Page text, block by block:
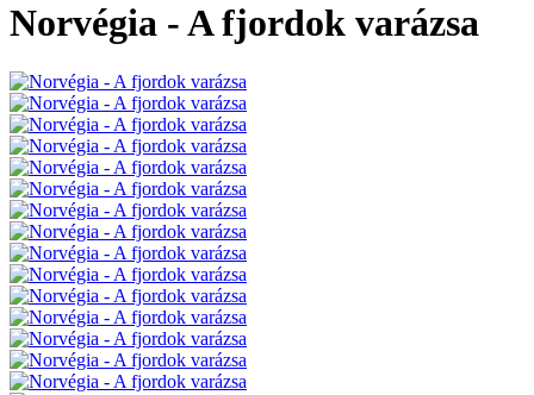
Norvégia - A fjordok varázsa